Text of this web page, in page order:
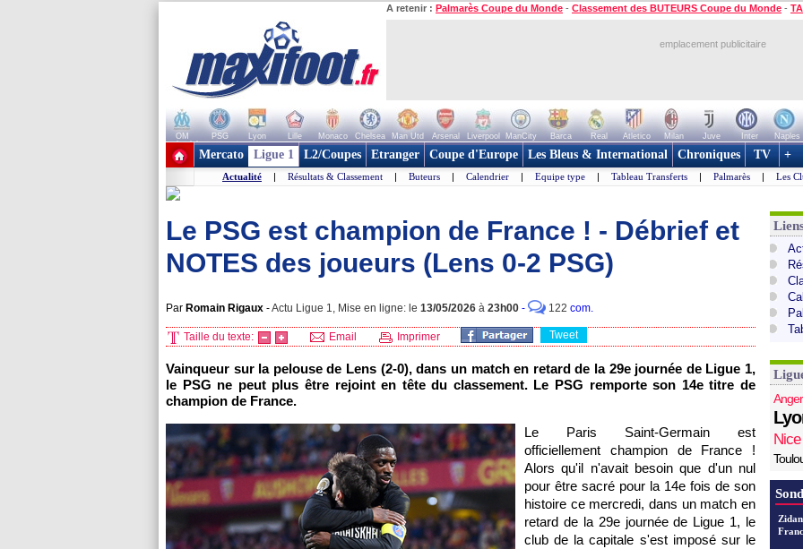
A retenir : Palmarès Coupe du Monde - Classement des BUTEURS Coupe du Monde -
emplacement publicitaire
OM PSG Lyon Lille Monaco Chelsea Man Utd Arsenal Liverpool ManCity Barca Real Atletico Milan Juve Inter Naples
+ de clubs
Mercato Ligue 1 L2/Coupes Etranger Coupe d'Europe Les Bleus & International Chroniques TV +
Actualité | Résultats & Classement | Buteurs | Calendrier | Equipe type | Tableau Transferts | Palmarès | Les
Le PSG est champion de France ! - Débrief et
NOTES des joueurs (Lens 0-2 PSG)
Par Romain Rigaux -Actu Ligue 1, Mise en ligne: le 13/05/2026 à 23h00 - 122 com.
Taille du texte: Email Imprimer Tweet
Vainqueur sur la pelouse de Lens (2-0), dans un match en retard de la 29e journée de Ligue 1,
le PSG ne peut plus être rejoint en tête du classement. Le PSG remporte son 14e titre de
champion de France.
Le Paris Saint-Germain est
officiellement champion de France !
Alors qu'il n'avait besoin que d'un nul
pour être sacré pour la 14e fois de son
histoire ce mercredi, dans un match en
retard de la 29e journée de Ligue 1, le
club de la capitale s'est imposé sur le
Nice